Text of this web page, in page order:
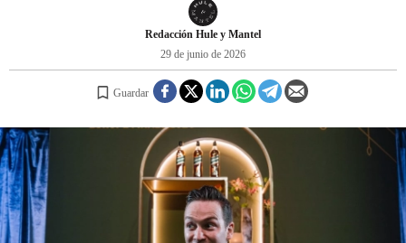
REGISTRO
INICIAR SESIÓN
Redacción Hule y Mantel
29 de junio de 2026
Guardar